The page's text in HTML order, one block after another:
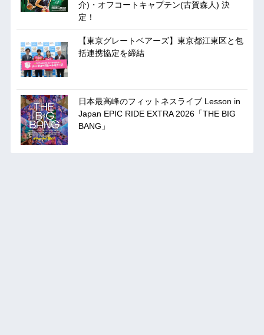
介)・オフコートキャプテン(古賀森人) 決
定！
【東京グレートベアーズ】東京都江東区と包
括連携協定を締結
日本最高峰のフィットネスライブ Lesson in
Japan EPIC RIDE EXTRA 2026「THE BIG
BANG」